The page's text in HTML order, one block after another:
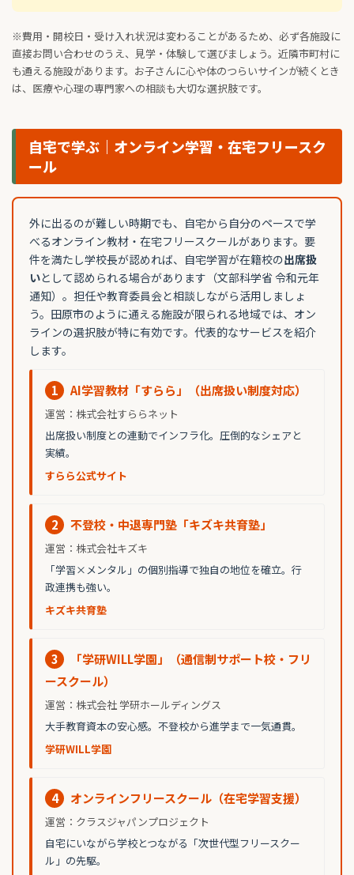
※費用・開校日・受け入れ状況は変わることがあるため、必ず各施設に
直接お問い合わせのうえ、見学・体験して選びましょう。近隣市町村に
も通える施設があります。お子さんに心や体のつらいサインが続くとき
は、医療や心理の専門家への相談も大切な選択肢です。
自宅で学ぶ｜オンライン学習・在宅フリースク
ール
外に出るのが難しい時期でも、自宅から自分のペースで学
べるオンライン教材・在宅フリースクールがあります。要
件を満たし学校長が認めれば、自宅学習が在籍校の出席扱
いとして認められる場合があります（文部科学省 令和元年
通知）。担任や教育委員会と相談しながら活用しましょ
う。田原市のように通える施設が限られる地域では、オン
ラインの選択肢が特に有効です。代表的なサービスを紹介
します。
1 AI学習教材「すらら」（出席扱い制度対応）
運営：株式会社すららネット
出席扱い制度との連動でインフラ化。圧倒的なシェアと
実績。
すらら公式サイト
2 不登校・中退専門塾「キズキ共育塾」
運営：株式会社キズキ
「学習×メンタル」の個別指導で独自の地位を確立。行
政連携も強い。
キズキ共育塾
3
「学研WILL学園」（通信制サポート校・フリ
ースクール）
運営：株式会社 学研ホールディングス
大手教育資本の安心感。不登校から進学まで一気通貫。
学研WILL学園
4 オンラインフリースクール（在宅学習支援）
運営：クラスジャパンプロジェクト
自宅にいながら学校とつながる「次世代型フリースクー
ル」の先駆。